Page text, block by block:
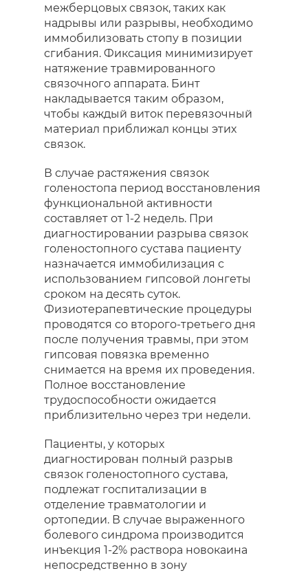
межберцовых связок, таких как
надрывы или разрывы, необходимо
иммобилизовать стопу в позиции
сгибания. Фиксация минимизирует
натяжение травмированного
связочного аппарата. Бинт
накладывается таким образом,
чтобы каждый виток перевязочный
материал приближал концы этих
связок.
В случае растяжения связок
голеностопа период восстановления
функциональной активности
составляет от 1-2 недель. При
диагностировании разрыва связок
голеностопного сустава пациенту
назначается иммобилизация с
использованием гипсовой лонгеты
сроком на десять суток.
Физиотерапевтические процедуры
проводятся со второго-третьего дня
после получения травмы, при этом
гипсовая повязка временно
снимается на время их проведения.
Полное восстановление
трудоспособности ожидается
приблизительно через три недели.
Пациенты, у которых
диагностирован полный разрыв
связок голеностопного сустава,
подлежат госпитализации в
отделение травматологии и
ортопедии. В случае выраженного
болевого синдрома производится
инъекция 1-2% раствора новокаина
непосредственно в зону